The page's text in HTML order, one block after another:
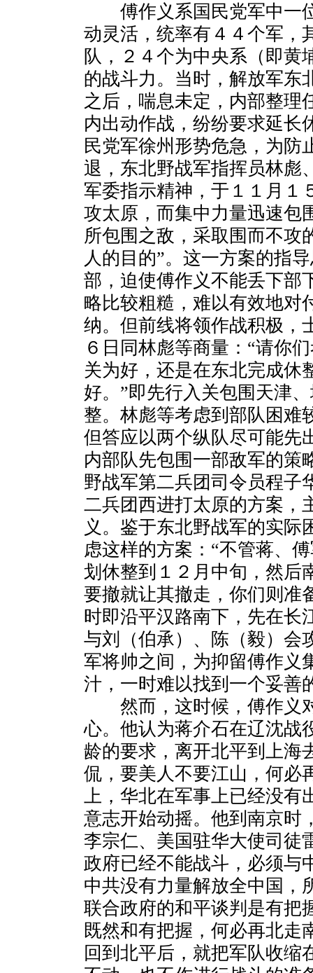
傅作义系国民党军中一
动灵活，统率有４４个军，
队，２４个为中央系（即黄
的战斗力。当时，解放军东
之后，喘息未定，内部整理
内出动作战，纷纷要求延长
民党军徐州形势危急，为防
退，东北野战军指挥员林彪
军委指示精神，于１１月１
攻太原，而集中力量迅速
所包围之敌，采取围而不攻
人的目的”。这一方案的指
部，迫使傅作义不能丢下部
略比较粗糙，难以有效地对
纳。但前线将领作战积极，
６日同林彪等商量：“请你
关为好，还是在东北完成休
好。”即先行入关包围天津
整。林彪等考虑到部队困难
但答应以两个纵队尽可能先
内部队先包围一部敌军的策
野战军第二兵团司令员程子
二兵团西进打太原的方案，
义。鉴于东北野战军的实际
虑这样的方案：“不管蒋、
划休整到１２月中旬，然后
要撤就让其撤走，你们则准
时即沿平汉路南下，先在长
与刘（伯承）、陈（毅）会
军将帅之间，为抑留傅作义
汁，一时难以找到一个妥善
然而，这时候，傅作义
心。他认为蒋介石在辽沈战
龄的要求，离开北平到上海
侃，要美人不要江山，何必
上，华北在军事上已经没有
意志开始动摇。他到南京时
李宗仁、美国驻华大使司徒
政府已经不能战斗，必须与
中共没有力量解放全中国，
联合政府的和平谈判是有把
既然和有把握，何必再北走
回到北平后，就把军队收缩